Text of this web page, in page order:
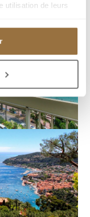
utilisation de leurs